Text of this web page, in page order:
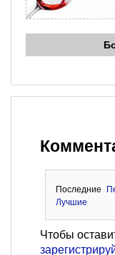
Последние
Лучшие
Чтобы